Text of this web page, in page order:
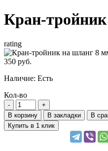
Кран-
rating
350 руб.
Наличие: Есть
Кол-во
В корзину В закладки
В
Купить в 1 клик